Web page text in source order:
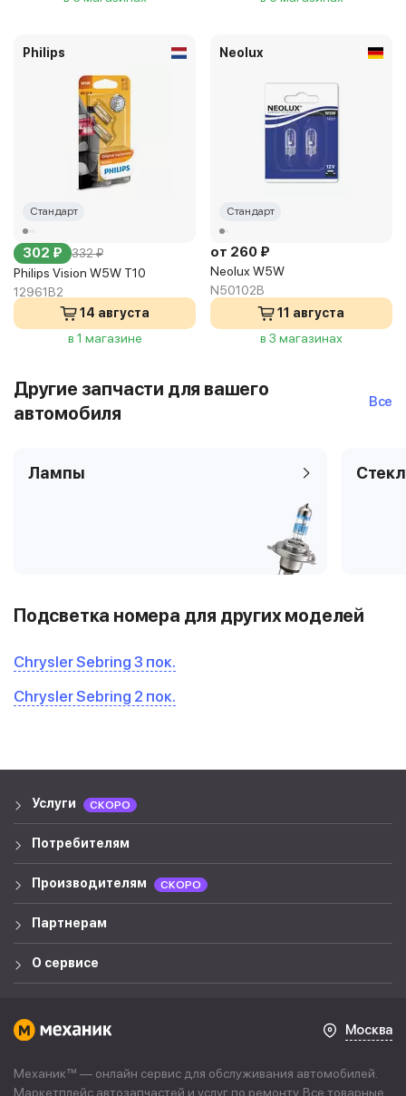
Philips
Стандарт
302 ₽ 332 ₽
Philips Vision W5W T10
12961B2
14 августа
в 1 магазине
Neolux
Стандарт
от 260 ₽
Neolux W5W
N50102B
11 августа
в 3 магазинах
Другие запчасти для вашего
автомобиля
Все
Лампы
Подсветка номера для других моделей
Chrysler Sebring 3 пок.
Chrysler Sebring 2 пок.
Услуги СКОРО
Потребителям
Производителям СКОРО
Партнерам
О сервисе
Москва
Механик™ — онлайн сервис для обслуживания автомобилей.
Маркетплейс автозапчастей и услуг по ремонту. Все товарные